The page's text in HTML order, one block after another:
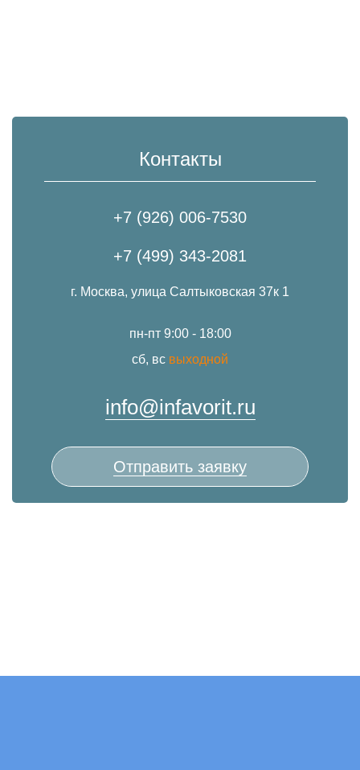
Контакты
+7 (926) 006-7530
+7 (499) 343-2081
г. Москва, улица Салтыковская 37к 1
пн-пт 9:00 - 18:00
сб, вс выходной
info@infavorit.ru
Отправить заявку